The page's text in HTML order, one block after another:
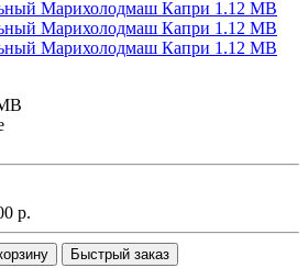
р.
Быстрый заказ